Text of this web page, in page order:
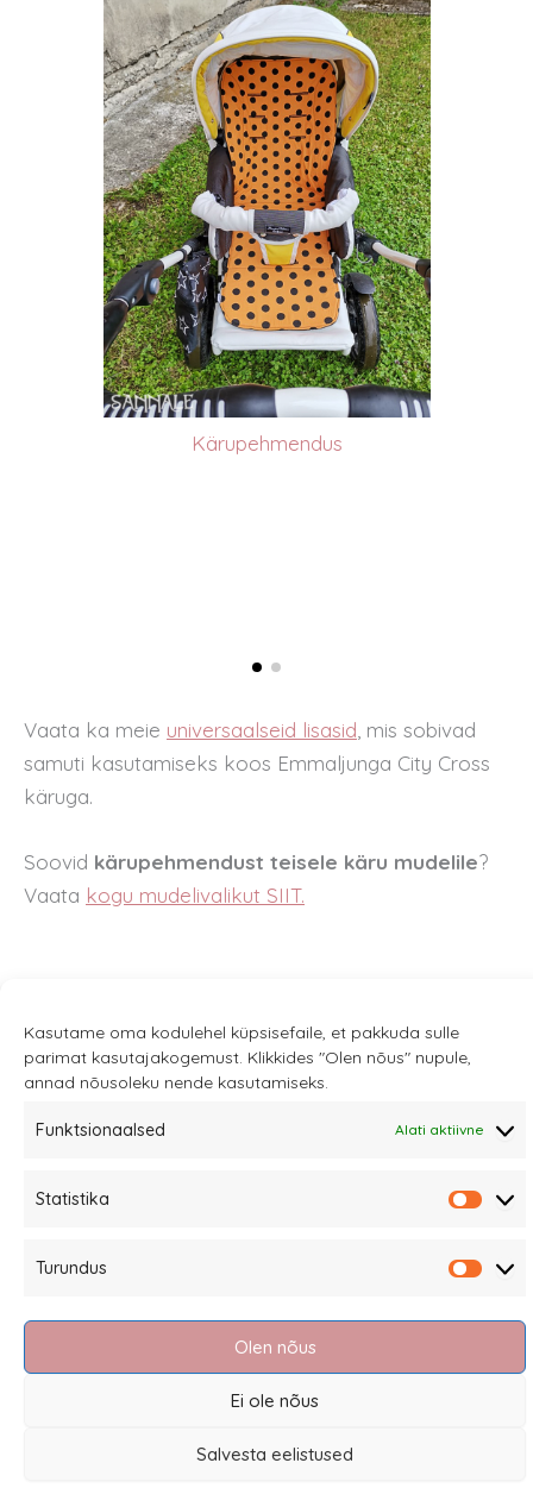
Kasutame oma kodulehel küpsisefaile, et pakkuda sulle
parimat kasutajakogemust. Klikkides "Olen nõus" nupule,
annad nõusoleku nende kasutamiseks.
Funktsionaalsed Alati aktiivne
Statistika
Turundus
Olen nõus
Ei ole nõus
Salvesta eelistused
Kärupehmendus
Vaata ka meie universaalseid lisasid mis sobivad
samuti kasutamiseks koos Emmaljunga City Cross
käruga.
Soovid kärupehmendust teisele käru mudelile?
Vaata kogu mudelivalikut SIIT.
Sannale OÜ
Edasimüüjad